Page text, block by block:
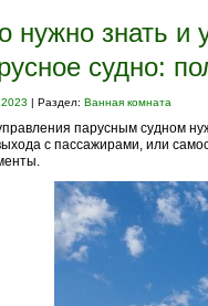
нужно знать и
судно:
| Раздел: Ванная комната
парусным судном
с пассажирами, или